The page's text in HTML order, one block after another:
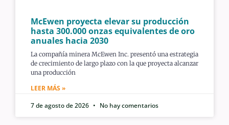
McEwen proyecta elevar su producción
hasta 300.000 onzas equivalentes de oro
anuales hacia 2030
La compañía minera McEwen Inc. presentó una estrategia
de crecimiento de largo plazo con la que proyecta alcanzar
una producción
LEER MÁS »
7 de agosto de 2026
No hay comentarios